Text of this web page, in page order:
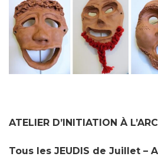
ATELIER D’INITIATION À
Tous les JEUDIS de Juillet –